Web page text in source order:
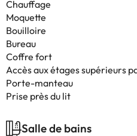
Chauffage
Moquette
Bouilloire
Bureau
Coffre fort
Accès aux étages supérieurs
Porte-manteau
Prise près du lit
Salle de bains